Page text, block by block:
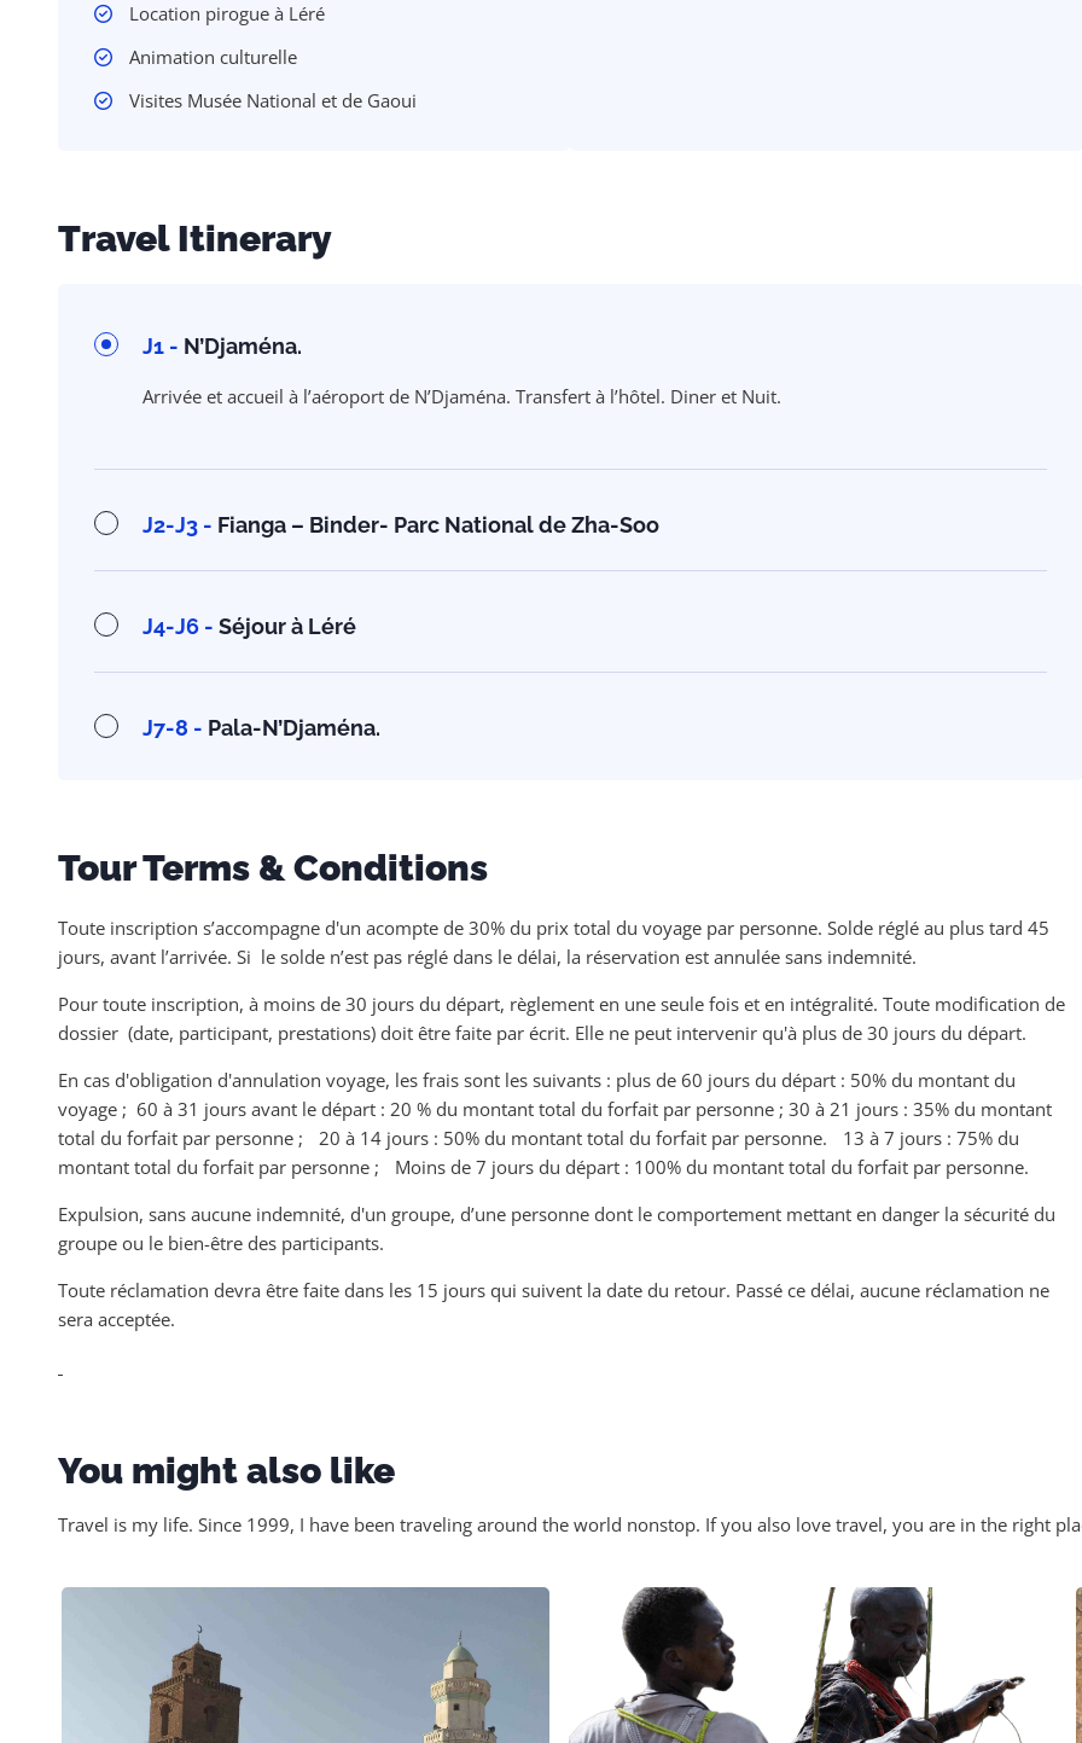
Location pirogue à Léré
Animation culturelle
Visites Musée National et de Gaoui
Travel Itinerary
J1 - N’Djaména.
Arrivée et accueil à l’aéroport de N’Djaména. Transfert à l’hôtel. Diner et Nuit.
J2-J3 - Fianga – Binder- Parc National de Zha-Soo
J4-J6 - Séjour à Léré
J7-8 - Pala-N’Djaména.
Tour Terms & Conditions
Toute inscription s’accompagne d'un acompte de 30% du prix total du voyage par personne. Solde réglé au plus tard 45
jours, avant l’arrivée. Si le solde n’est pas réglé dans le délai, la réservation est annulée sans indemnité.
Pour toute inscription, à moins de 30 jours du départ, règlement en une seule fois et en intégralité. Toute modification de
dossier (date, participant, prestations) doit être faite par écrit. Elle ne peut intervenir qu'à plus de 30 jours du départ.
En cas d'obligation d'annulation voyage, les frais sont les suivants : plus de 60 jours du départ : 50% du montant du
voyage ; 60 à 31 jours avant le départ : 20 % du montant total du forfait par personne ; 30 à 21 jours : 35% du montant
total du forfait par personne ; 20 à 14 jours : 50% du montant total du forfait par personne. 13 à 7 jours : 75% du
montant total du forfait par personne ; Moins de 7 jours du départ : 100% du montant total du forfait par personne.
Expulsion, sans aucune indemnité, d'un groupe, d’une personne dont le comportement mettant en danger la sécurité du
groupe ou le bien-être des participants.
Toute réclamation devra être faite dans les 15 jours qui suivent la date du retour. Passé ce délai, aucune réclamation ne
sera acceptée.
You might also like
Travel is my life. Since 1999, I have been traveling around the world nonstop. If you also love travel, you are in the right